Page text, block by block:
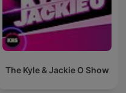
The Kyle & Jackie O Show